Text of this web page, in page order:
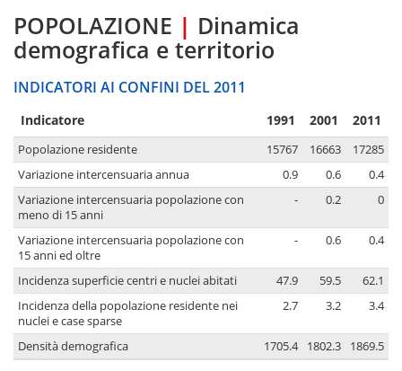
POPOLAZIONE | Dinamica
demografica e territorio
INDICATORI AI CONFINI DEL 2011
Indicatore 1991 2001 2011
Popolazione residente 15767 16663
17285
Variazione intercensuaria annua
0.9 0.6
0.4
Variazione intercensuaria popolazione con
meno di 15 anni
- 0.2 0
Variazione intercensuaria popolazione con
15 anni ed oltre
- 0.6 0.4
Incidenza superficie centri e nuclei abitati 47.9 59.5
62.1
Incidenza della popolazione residente nei
nuclei e case sparse
2.7 3.2 3.4
Densità demografica 1705.4 1802.3 1869.5